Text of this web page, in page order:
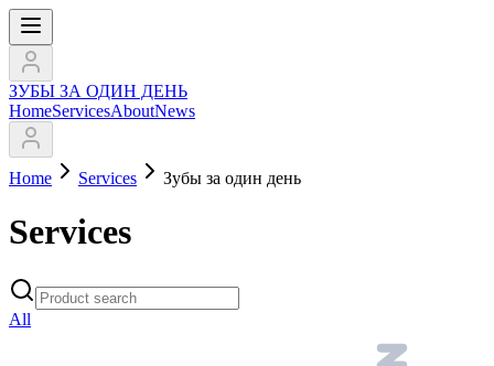
ЗУБЫ ЗА ОДИН ДЕНЬ
HomeServicesAboutNews
Home Services Зубы за один день
Services
All